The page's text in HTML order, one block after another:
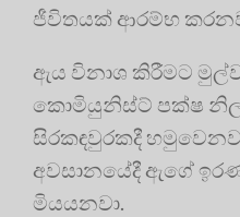
ජීවිතයක් ආරම්භ
ඇය විනාශ කිරීමට
කොමියුනිස්ට් පක්ෂ
සිරකඳවුරකදී
අවසානයේදී ඇගේ
මියයනවා.